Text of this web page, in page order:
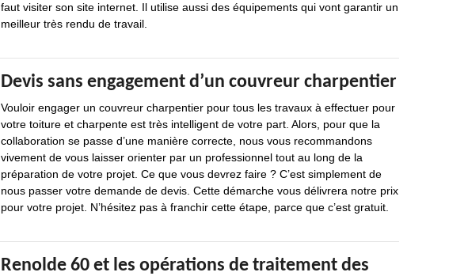
faut visiter son site internet. Il utilise aussi des équipements qui vont garantir un
meilleur très rendu de travail.
Devis sans engagement d’un couvreur charpentier
Vouloir engager un couvreur charpentier pour tous les travaux à effectuer pour
votre toiture et charpente est très intelligent de votre part. Alors, pour que la
collaboration se passe d’une manière correcte, nous vous recommandons
vivement de vous laisser orienter par un professionnel tout au long de la
préparation de votre projet. Ce que vous devrez faire ? C’est simplement de
nous passer votre demande de devis. Cette démarche vous délivrera notre prix
pour votre projet. N’hésitez pas à franchir cette étape, parce que c’est gratuit.
Renolde 60 et les opérations de traitement des